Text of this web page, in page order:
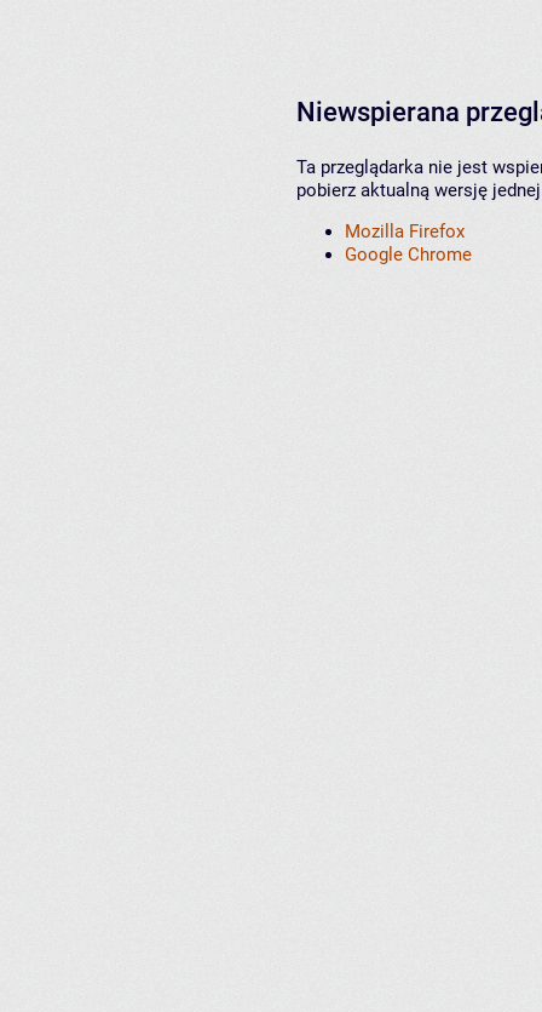
Niewspierana
Ta przeglądarka nie jest
pobierz aktualną wersję
Mozilla Firefox
Google Chrome